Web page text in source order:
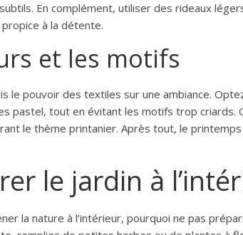
En complément, utiliser des rideaux
à la détente.
et les motifs
le pouvoir des textiles sur une ambiance.
pastel, tout en évitant les motifs trop criards.
le thème printanier. Après tout, le
le jardin à
la nature à l’intérieur, pourquoi ne pas